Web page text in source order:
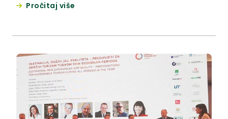
Pročitaj više